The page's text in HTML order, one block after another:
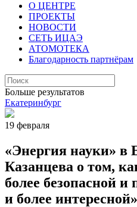
О ЦЕНТРЕ
ПРОЕКТЫ
НОВОСТИ
СЕТЬ ИЦАЭ
АТОМОТЕКА
Благодарность партнёрам
Больше результатов
Екатеринбург
19 февраля
«Энергия науки» в
Казанцева о том,
более безопасной и
и более интересной»